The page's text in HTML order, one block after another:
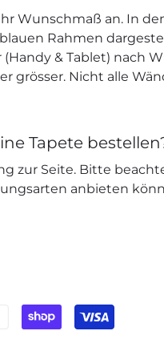
Wunschmaß an. In
Rahmen
& Tablet) nach
grösser. Nicht alle
Tapete
zur Seite. Bitte
anbieten